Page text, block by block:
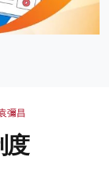
彌昌
度